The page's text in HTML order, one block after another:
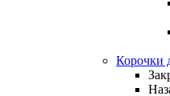
Корочки